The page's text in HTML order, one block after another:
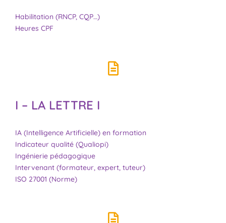
Habilitation (RNCP, CQP…)
Heures CPF
I – LA LETTRE I
IA (Intelligence Artificielle) en formation
Indicateur qualité (Qualiopi)
Ingénierie pédagogique
Intervenant (formateur, expert, tuteur)
ISO 27001 (Norme)